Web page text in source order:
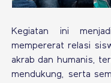
Kegiatan ini
mempererat relasi
akrab dan humanis,
mendukung, serta